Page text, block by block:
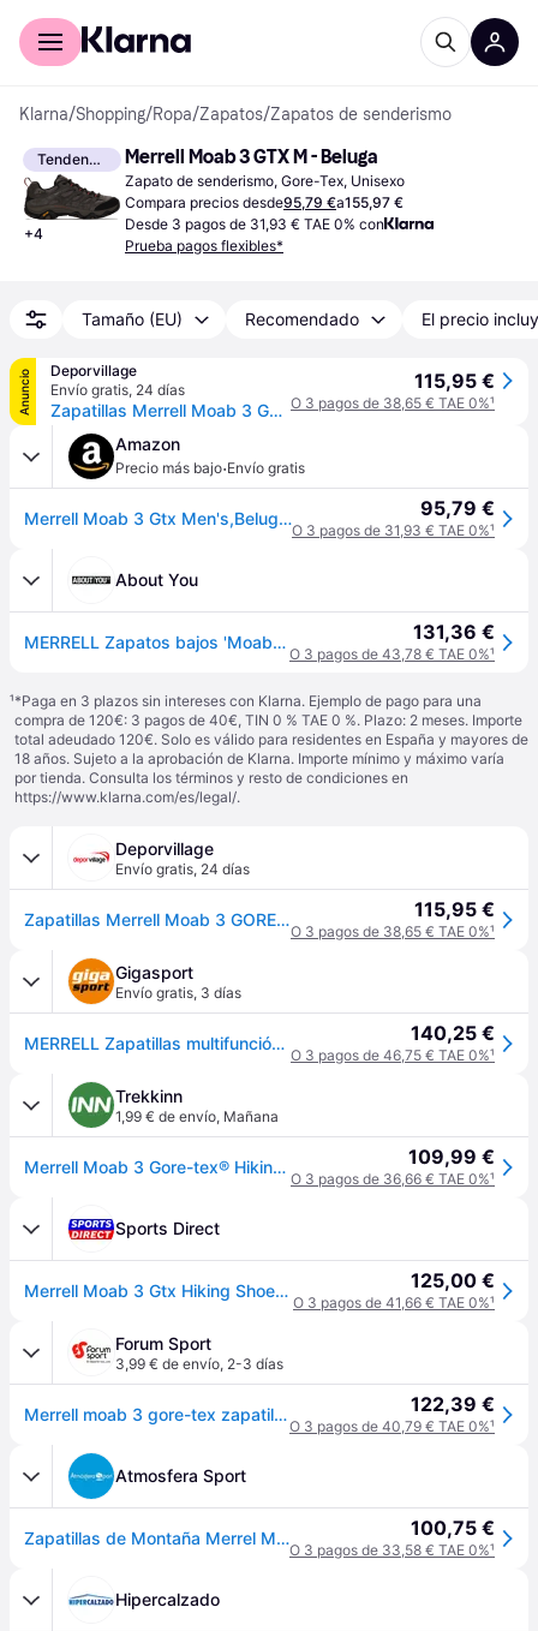
Comprar con Klarna
Klarna/Shopping/Ropa/Zapatos/Zapatos de senderismo
Tendencia
+4
Merrell Moab 3 GTX M - Beluga
Zapato de senderismo, Gore-Tex, Unisexo
Compara precios desde95,79 €a155,97 €
Desde 3 pagos de 31,93 € TAE 0% con
Prueba pagos flexibles*
Tamaño (EU) Recomendado El precio
Anuncio
Deporvillage
Envío gratis, 24 días
Zapatillas Merrell Moab 3 GORE-TEX gris - 49 - Grey
115,95 €
O 3 pagos de 38,65 € TAE 0%¹
Amazon
Precio más bajo·Envío gratis
Merrell Moab 3 Gtx Men's,Beluga 41 EU 95,79 €
O 3 pagos de 31,93 € TAE 0%¹
About You
MERRELL Zapatos bajos 'Moab 3' piedra / verde oscuro / negro 131,36 €
O 3 pagos de 43,78 € TAE 0%¹
¹*Paga en 3 plazos sin intereses con Klarna. Ejemplo de pago para una
compra de 120€: 3 pagos de 40€, TIN 0 % TAE 0 %. Plazo: 2 meses. Importe
total adeudado 120€. Solo es válido para residentes en España y mayores de
18 años. Sujeto a la aprobación de Klarna. Importe mínimo y máximo varía
por tienda. Consulta los términos y resto de condiciones en
https://www.klarna.com/es/legal/.
Deporvillage
Envío gratis, 24 días
Zapatillas Merrell Moab 3 GORE-TEX gris - 43.5 - Grey 115,95 €
O 3 pagos de 38,65 € TAE 0%¹
Gigasport
Envío gratis, 3 días
MERRELL Zapatillas multifunción para hombre Moab 3 GORE-TEX® gris | 44 1/2 140,25 €
O 3 pagos de 46,75 € TAE 0%¹
Trekkinn
1,99 € de envío, Mañana
Merrell Moab 3 Gore-tex® Hiking Shoes Gris EU 43 Hombre 109,99 €
O 3 pagos de 36,66 € TAE 0%¹
Sports Direct
Merrell Moab 3 Gtx Hiking Shoes Mens 125,00 €
O 3 pagos de 41,66 € TAE 0%¹
Forum Sport
3,99 € de envío, 2-3 días
Merrell moab 3 gore-tex zapatilla trekking hombre - 43 122,39 €
O 3 pagos de 40,79 € TAE 0%¹
Atmosfera Sport
Zapatillas de Montaña Merrel Moab 3 Gore-Tex Hombre - Gris - 44 100,75 €
O 3 pagos de 33,58 € TAE 0%¹
Hipercalzado